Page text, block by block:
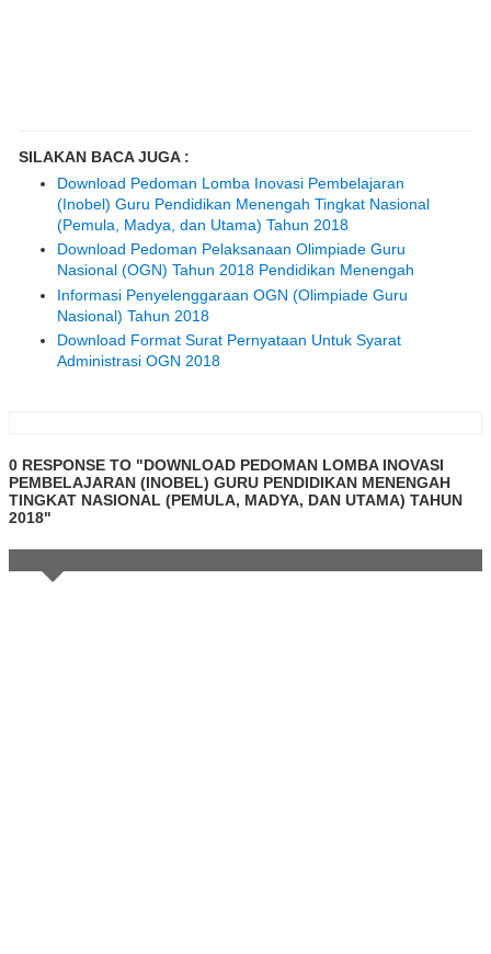
SILAKAN BACA JUGA :
Download Pedoman Lomba Inovasi Pembelajaran
(Inobel) Guru Pendidikan Menengah Tingkat Nasional
(Pemula, Madya, dan Utama) Tahun 2018
Download Pedoman Pelaksanaan Olimpiade Guru
Nasional (OGN) Tahun 2018 Pendidikan Menengah
Informasi Penyelenggaraan OGN (Olimpiade Guru
Nasional) Tahun 2018
Download Format Surat Pernyataan Untuk Syarat
Administrasi OGN 2018
0 RESPONSE TO "DOWNLOAD PEDOMAN LOMBA INOVASI
PEMBELAJARAN (INOBEL) GURU PENDIDIKAN MENENGAH
TINGKAT NASIONAL (PEMULA, MADYA, DAN UTAMA) TAHUN
2018"